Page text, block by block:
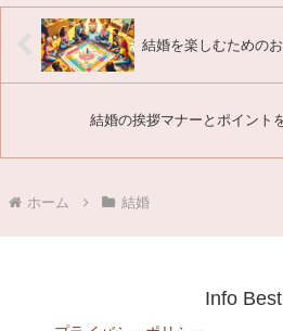
結婚を楽しむための
結婚の挨拶マナーとポイント
ホーム 結婚
Info Best